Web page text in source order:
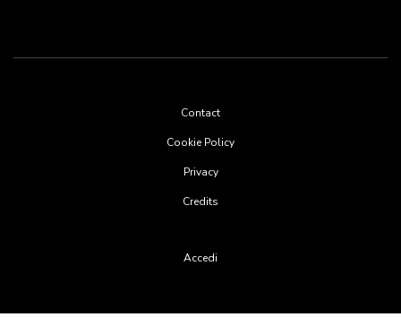
Contact
Cookie Policy
Privacy
Credits
Accedi